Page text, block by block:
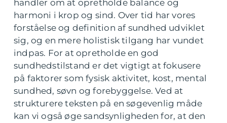
handler om at opretholde balance og
harmoni i krop og sind. Over tid har vores
forståelse og definition af sundhed udviklet
sig, og en mere holistisk tilgang har vundet
indpas. For at opretholde en god
sundhedstilstand er det vigtigt at fokusere
på faktorer som fysisk aktivitet, kost, mental
sundhed, søvn og forebyggelse. Ved at
strukturere teksten på en søgevenlig måde
kan vi også øge sandsynligheden for, at den